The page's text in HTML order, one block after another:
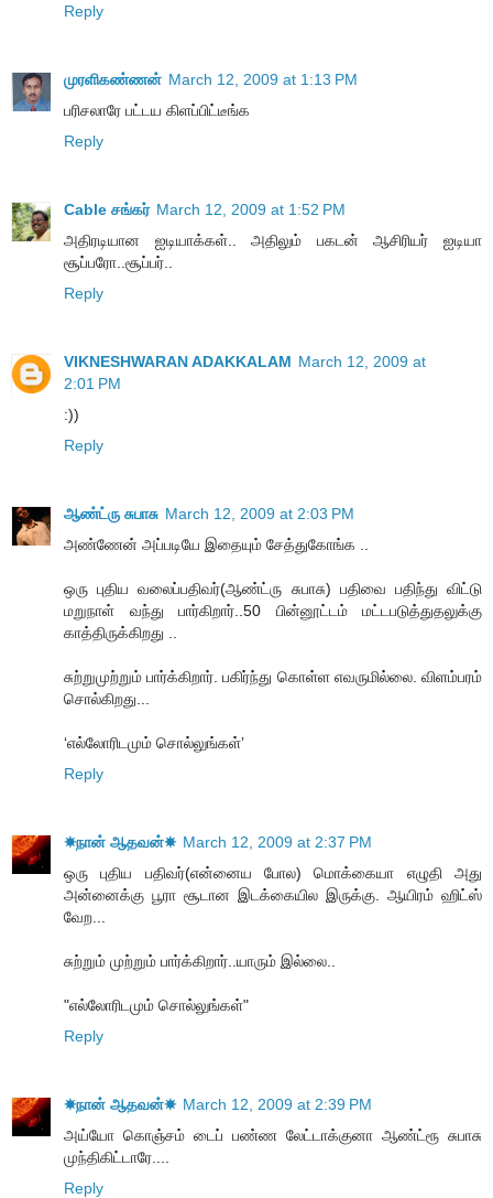
Reply
முரளிகண்ணன் March 12, 2009 at 1:13 PM
பரிசலாரே பட்டய கிளப்பிட்டீங்க
Reply
Cable சங்கர் March 12, 2009 at 1:52 PM
அதிரடியான ஐடியாக்கள்.. அதிலும் பகடன் ஆசிரியர் ஐடியா
சூப்பரோ..சூப்பர்..
Reply
VIKNESHWARAN ADAKKALAM March 12, 2009 at
2:01 PM
:))
Reply
ஆண்ட்ரு சுபாசு March 12, 2009 at 2:03 PM
அண்ணேன் அப்படியே இதையும் சேத்துகோங்க ..
ஒரு புதிய வலைப்பதிவர்(ஆண்ட்ரு சுபாசு) பதிவை பதிந்து விட்டு
மறுநாள் வந்து பார்கிறார்..50 பின்னூட்டம் மட்டபடுத்துதலுக்கு
காத்திருக்கிறது ..
சுற்றுமுற்றும் பார்க்கிறார். பகிர்ந்து கொள்ள எவருமில்லை. விளம்பரம்
சொல்கிறது...
‘எல்லோரிடமும் சொல்லுங்கள்’
Reply
☀நான் ஆதவன்☀ March 12, 2009 at 2:37 PM
ஒரு புதிய பதிவர்(என்னைய போல) மொக்கையா எழுதி அது
அன்னைக்கு பூரா சூடான இடக்கையில இருக்கு. ஆயிரம் ஹிட்ஸ்
வேற...
சுற்றும் முற்றும் பார்க்கிறார்..யாரும் இல்லை..
"எல்லோரிடமும் சொல்லுங்கள்"
Reply
☀நான் ஆதவன்☀ March 12, 2009 at 2:39 PM
அய்யோ கொஞ்சம் டைப் பண்ண லேட்டாக்குனா ஆண்ட்ரூ சுபாசு
முந்திகிட்டாரே....
Reply